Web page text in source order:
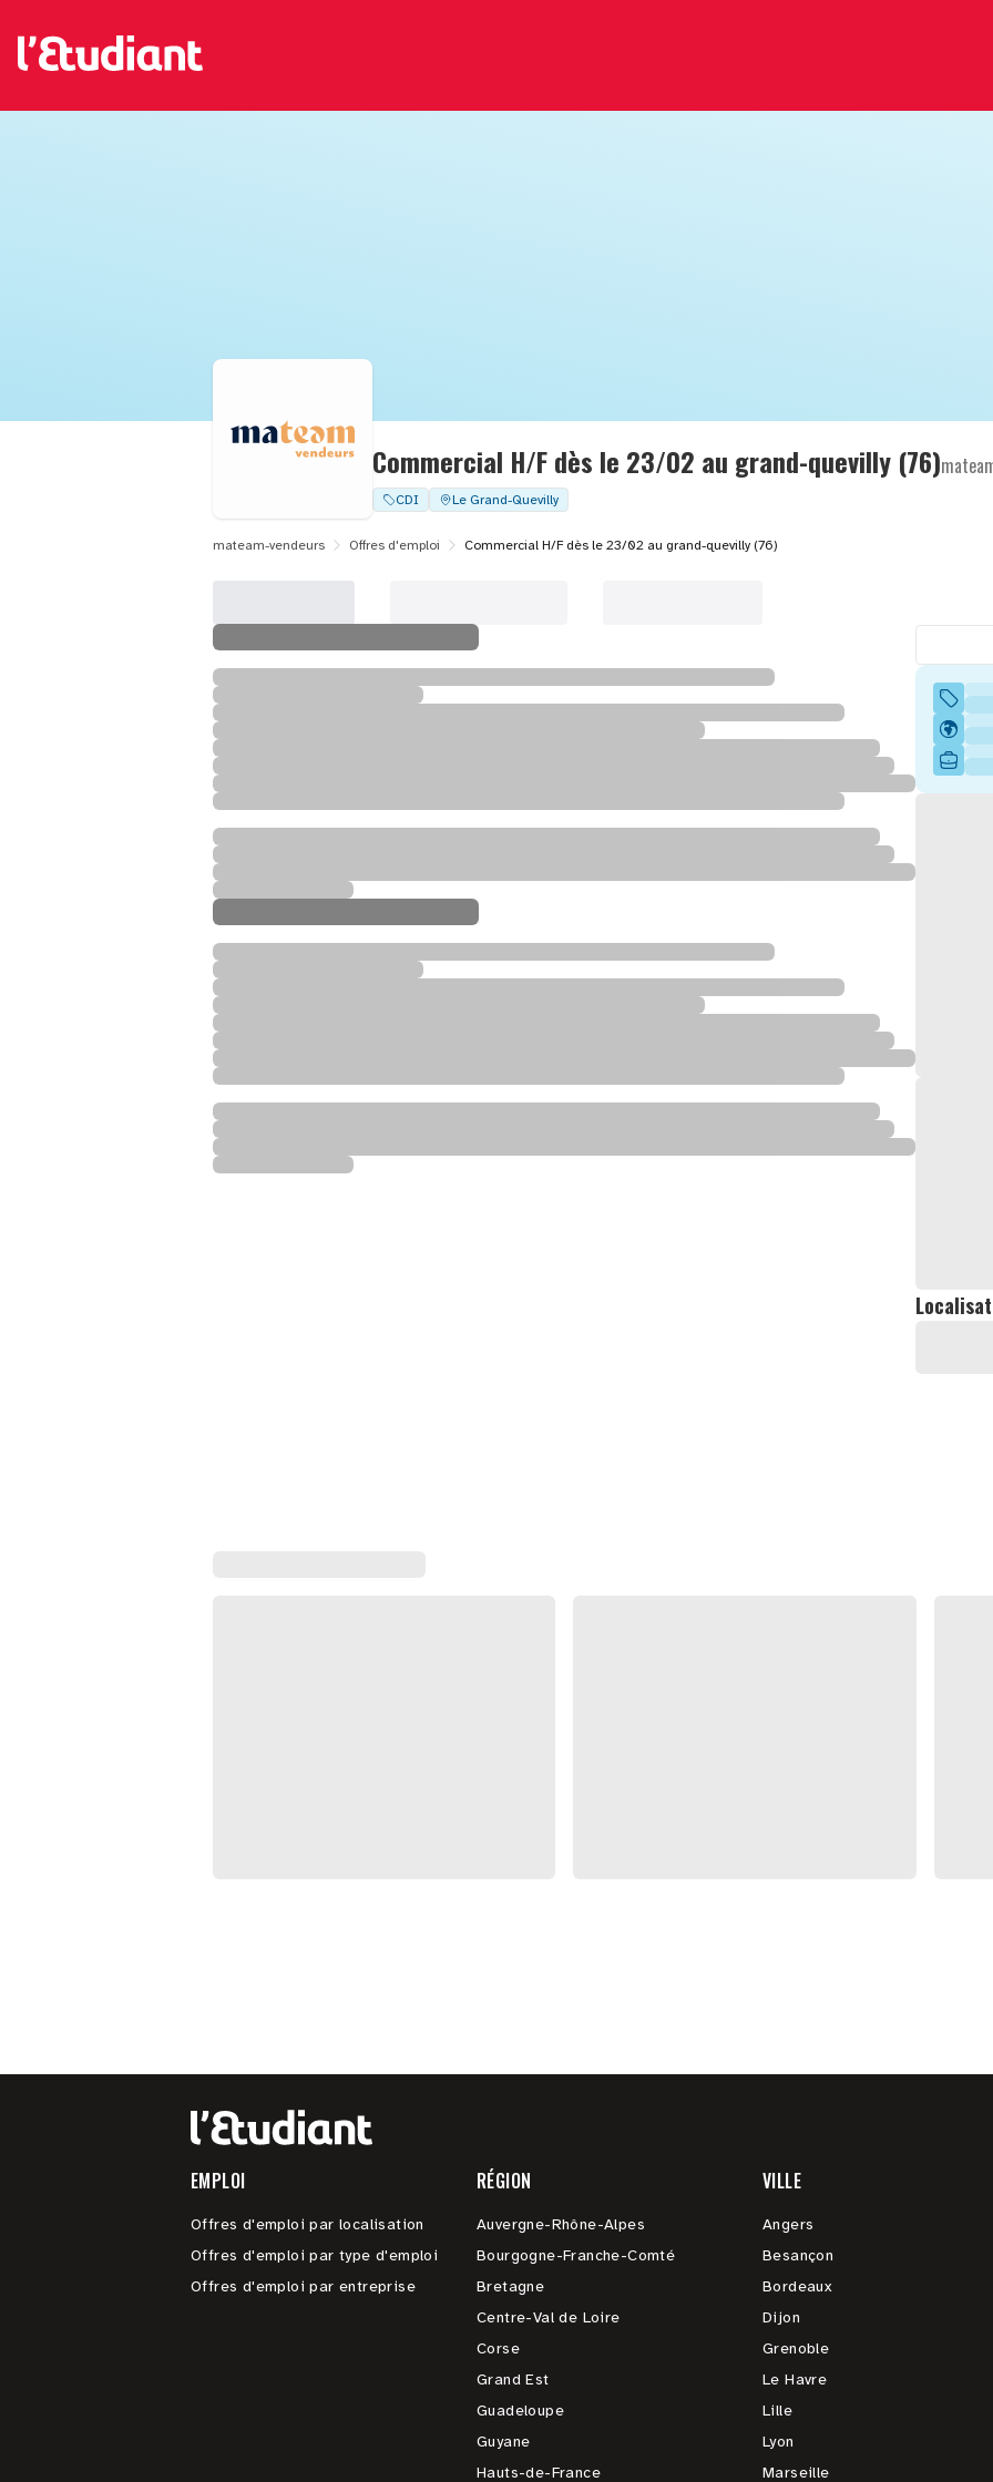
Commercial H/F dès le 23/02 au grand-quevilly (76)
CDI Le Grand-Quevilly
mateam-vendeurs Offres d'emploi Commercial H/F dès le 23/02 au grand-quevilly (76)
EMPLOI
Offres d'emploi par localisation
Offres d'emploi par type d'emploi
Offres d'emploi par entreprise
RÉGION
Auvergne-Rhône-Alpes
Bourgogne-Franche-Comté
Bretagne
Centre-Val de Loire
Corse
Grand Est
Guadeloupe
Guyane
Hauts-de-France
VILLE
Angers
Besançon
Bordeaux
Dijon
Grenoble
Le Havre
Lille
Lyon
Marseille